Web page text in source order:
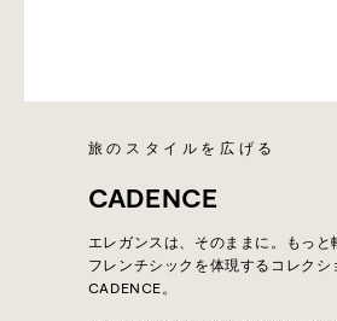
旅のスタイルを広げる
CADENCE
エレガンスは、そのままに。もっと
フレンチシックを体現するコレクシ
CADENCE。